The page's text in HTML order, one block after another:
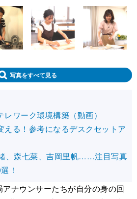
写真をすべて見る
ワーク環境構築（動画）
える！参考になるデスクセットア
、森七菜、吉岡里帆……注目写真
！
ナウンサーたちが自分の身の回